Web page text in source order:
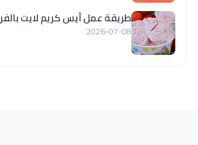
طريقة عمل آيس كريم لايت
2026-07-08